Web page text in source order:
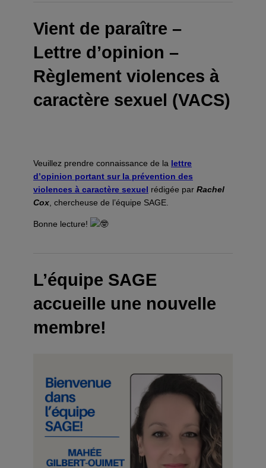
Vient de paraître –
Lettre d’opinion –
Règlement violences à
caractère sexuel (VACS)
Veuillez prendre connaissance de la lettre
d’opinion portant sur la prévention des
violences à caractère sexuel rédigée par Rachel
Cox , chercheuse de l’équipe SAGE.
Bonne lecture!
L’équipe SAGE
accueille une nouvelle
membre!